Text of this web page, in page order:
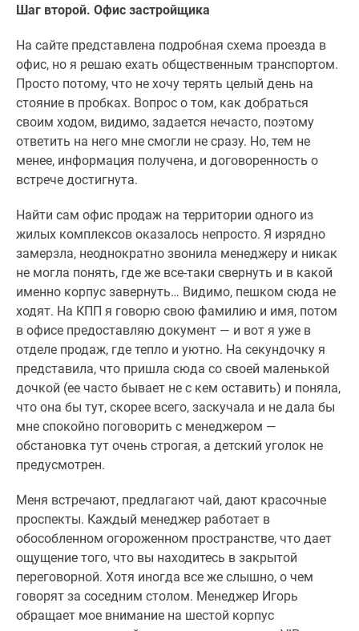
#траншевая
#рассрочка
ИТ-
ипотека
Квартиры
скидками
41%
360°
новостроек
Субсидированная
застройщиком
Rutube
Поиск
дома
Москве
Программа
реновации
Москве
Новостройки
класса
Новостройки
бизнес-
класса
Рассрочка
Траншевая
ипотека
Шаг второй. Офис застройщика
На сайте представлена подробная схема проезда в
офис, но я решаю ехать общественным транспортом.
Просто потому, что не хочу терять целый день на
стояние в пробках. Вопрос о том, как добраться
своим ходом, видимо, задается нечасто, поэтому
ответить на него мне смогли не сразу. Но, тем не
менее, информация получена, и договоренность о
встрече достигнута.
Найти сам офис продаж на территории одного из
жилых комплексов оказалось непросто. Я изрядно
замерзла, неоднократно звонила менеджеру и никак
не могла понять, где же все-таки свернуть и в какой
именно корпус завернуть… Видимо, пешком сюда не
ходят. На КПП я говорю свою фамилию и имя, потом
в офисе предоставляю документ — и вот я уже в
отделе продаж, где тепло и уютно. На секундочку я
представила, что пришла сюда со своей маленькой
дочкой (ее часто бывает не с кем оставить) и поняла,
что она бы тут, скорее всего, заскучала и не дала бы
мне спокойно поговорить с менеджером —
обстановка тут очень строгая, а детский уголок не
предусмотрен.
Меня встречают, предлагают чай, дают красочные
проспекты. Каждый менеджер работает в
обособленном огороженном пространстве, что дает
ощущение того, что вы находитесь в закрытой
переговорной. Хотя иногда все же слышно, о чем
говорят за соседним столом. Менеджер Игорь
обращает мое внимание на шестой корпус